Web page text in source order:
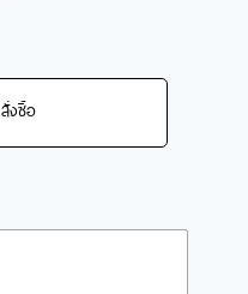
สั่งซื้อ